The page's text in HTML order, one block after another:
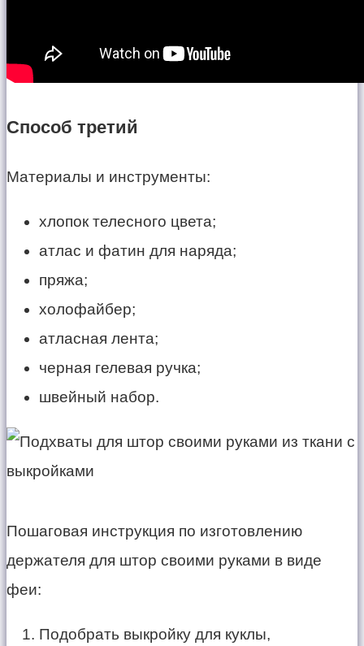
Способ третий
Материалы и инструменты:
хлопок телесного цвета;
атлас и фатин для наряда;
пряжа;
холофайбер;
атласная лента;
черная гелевая ручка;
швейный набор.
Пошаговая инструкция по изготовлению
держателя для штор своими руками в виде
феи:
Подобрать выкройку для куклы,